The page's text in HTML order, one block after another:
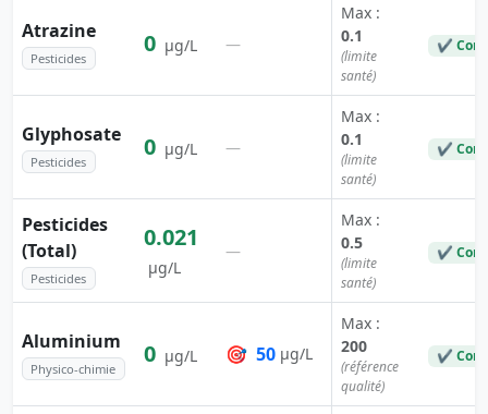
Atrazine
Pesticides
0 µg/L —
Max :
0.1
(limite
santé)
✔
Glyphosate
Pesticides
0 µg/L —
Max :
0.1
(limite
santé)
✔
Pesticides
(Total)
Pesticides
0.021
µg/L
—
Max :
0.5
(limite
santé)
✔
Aluminium
Physico-chimie
0 µg/L 🎯 50 µg/L
Max :
200
(référence
qualité)
✔